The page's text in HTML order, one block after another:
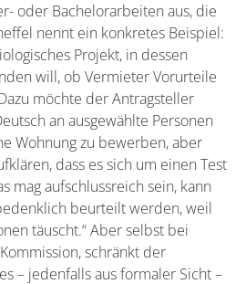
oder Bachelorarbeiten aus, die
nennt ein konkretes Beispiel:
Projekt, in dessen
will, ob Vermieter Vorurteile
möchte der Antragsteller
an ausgewählte Personen
Wohnung zu bewerben, aber
dass es sich um einen Test
mag aufschlussreich sein, kann
beurteilt werden, weil
täuscht.“ Aber selbst bei
schränkt der
– jedenfalls aus formaler Sicht –